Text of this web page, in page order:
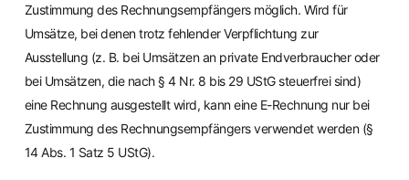
Zustimmung des Rechnungsempfängers möglich. Wird für
Umsätze, bei denen trotz fehlender Verpflichtung zur
Ausstellung (z. B. bei Umsätzen an private Endverbraucher oder
bei Umsätzen, die nach § 4 Nr. 8 bis 29 UStG steuerfrei sind)
eine Rechnung ausgestellt wird, kann eine E-Rechnung nur bei
Zustimmung des Rechnungsempfängers verwendet werden (§
14 Abs. 1 Satz 5 UStG).